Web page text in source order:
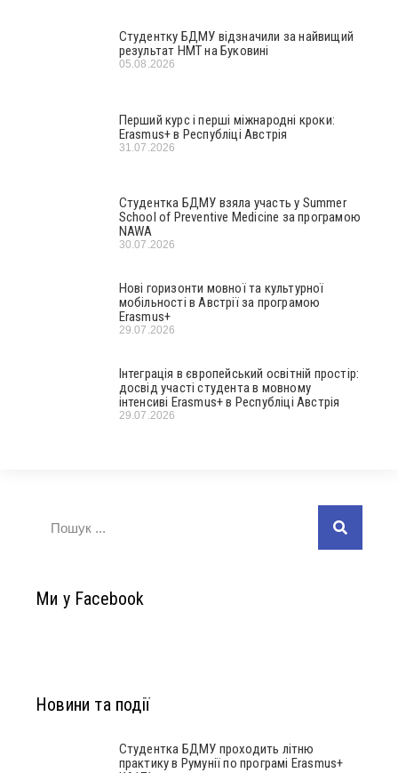
Студентку БДМУ відзначили за найвищий
результат НМТ на Буковині
05.08.2026
Перший курс і перші міжнародні кроки:
Erasmus+ в Республіці Австрія
31.07.2026
Студентка БДМУ взяла участь у Summer
School of Preventive Medicine за програмою
NAWA
30.07.2026
Нові горизонти мовної та культурної
мобільності в Австрії за програмою
Erasmus+
29.07.2026
Інтеграція в європейський освітній простір:
досвід участі студента в мовному
інтенсиві Erasmus+ в Республіці Австрія
29.07.2026
Ми у Facebook
Новини та події
Студентка БДМУ проходить літню
практику в Румунії по програмі Erasmus+